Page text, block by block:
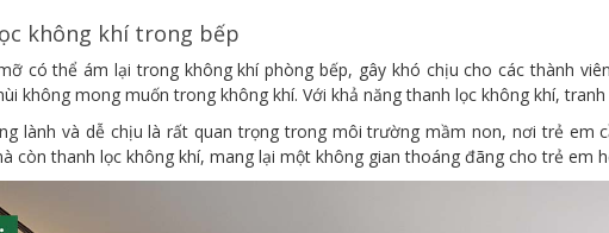
không khí trong bếp
có thể ám lại trong không khí phòng bếp, gây khó chịu cho các thành
không mong muốn trong không khí. Với khả năng thanh lọc không khí,
lành và dễ chịu là rất quan trọng trong môi trường mầm non, nơi trẻ em
còn thanh lọc không khí, mang lại một không gian thoáng đãng cho trẻ em